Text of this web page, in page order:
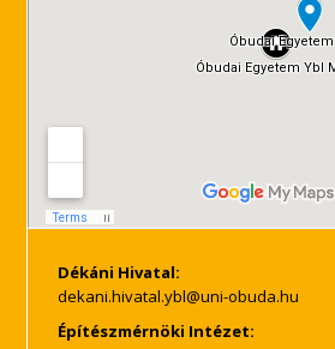
Dékáni Hivatal:
Építészmérnöki Intézet: